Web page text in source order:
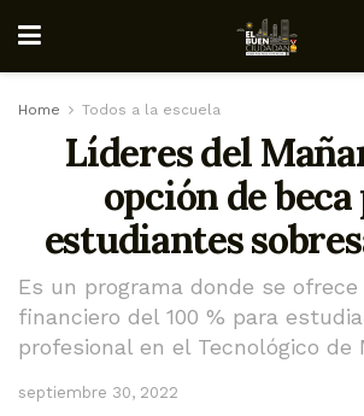
Home Todos a la escuela
Líderes del
opción de
estudiantes
Es un programa donde se ofrece
financiero del 100 % para
profesional en el Tecnológico de
septiembre 30, 2022